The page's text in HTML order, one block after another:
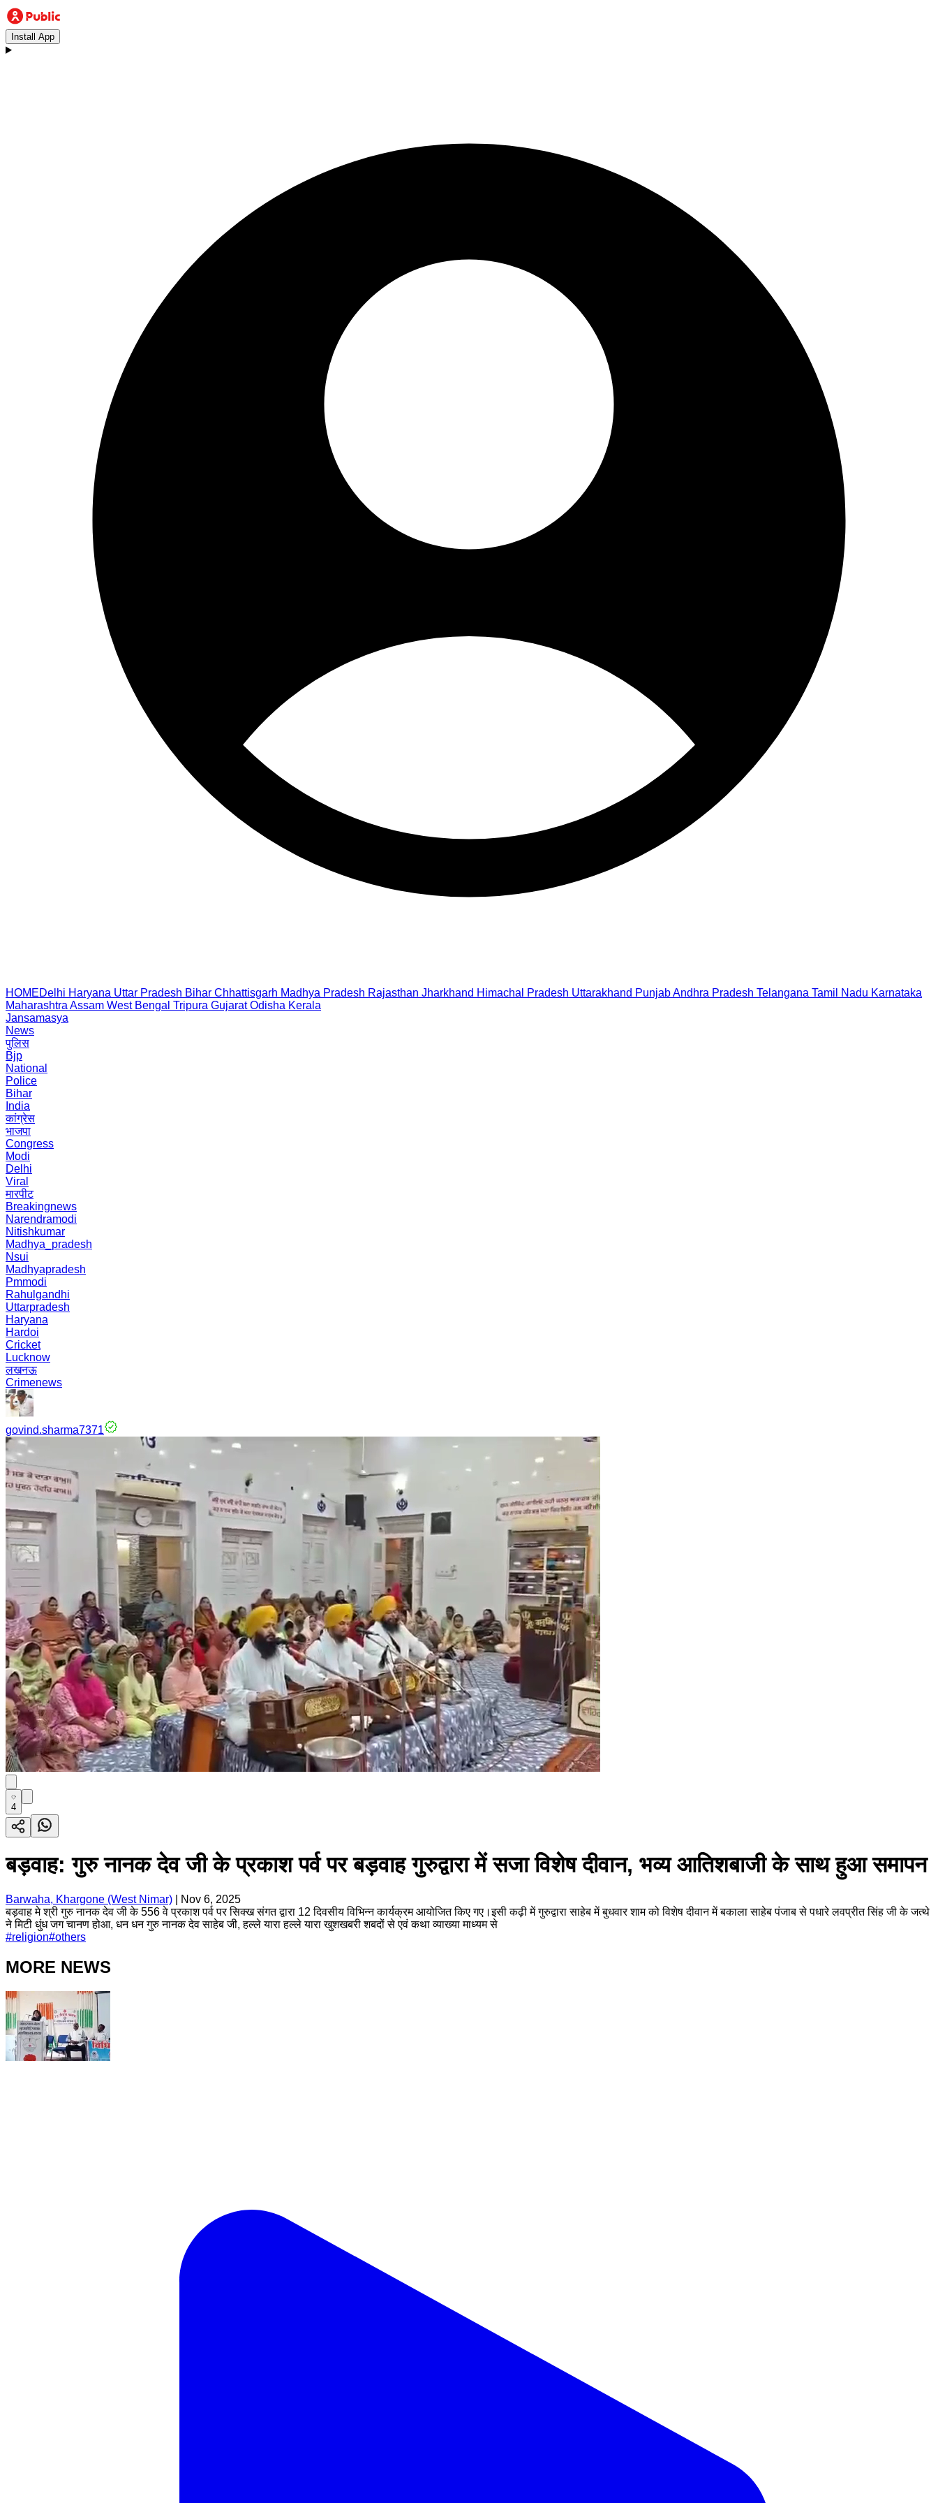
Install App
HOMEDelhi Haryana Uttar Pradesh Bihar Chhattisgarh Madhya Pradesh Rajasthan Jharkhand Himachal Pradesh Uttarakhand PunjabAndhra Pradesh Telangana Tamil Nadu Karnataka
Maharashtra Assam West Bengal Tripura Gujarat Odisha Kerala
Jansamasya
News
पुलिस
Bjp
National
Police
Bihar
India
कांग्रेस
भाजपा
Congress
Modi
Delhi
Viral
मारपीट
Breakingnews
Narendramodi
Nitishkumar
Madhya_pradesh
Nsui
Madhyapradesh
Pmmodi
Rahulgandhi
Uttarpradesh
Haryana
Hardoi
Cricket
Lucknow
लखनऊ
Crimenews
govind.sharma7371
4
बड़वाह: गुरु नानक देव जी के प्रकाश पर्व पर बड़वाह गुरुद्वारा में सजा विशेष दीवान, भव्य आतिशबाजी के साथ हुआ समापन
Barwaha, Khargone (West Nimar)
Nov 6, 2025
बड़वाह मे श्री गुरु नानक देव जी के 556 वे प्रकाश पर्व पर सिक्ख संगत द्वारा 12 दिवसीय विभिन्न कार्यक्रम आयोजित किए गए।इसी कढ़ी में गुरुद्वारा साहेब में बुधवार शाम को विशेष दीवान में बकाला साहेब पंजाब से पधारे लवप्रीत सिंह जी के जत्थे
ने मिटी धुंध जग चानण होआ, धन धन गुरु नानक देव साहेब जी, हल्ले यारा हल्ले यारा खुशखबरी शबदों से एवं कथा व्याख्या माध्यम से
#religion#others
MORE NEWS